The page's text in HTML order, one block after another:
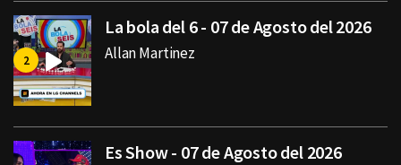
La bola del 6 - 07 de Agosto del 2026
Allan Martinez
Es Show - 07 de Agosto del 2026